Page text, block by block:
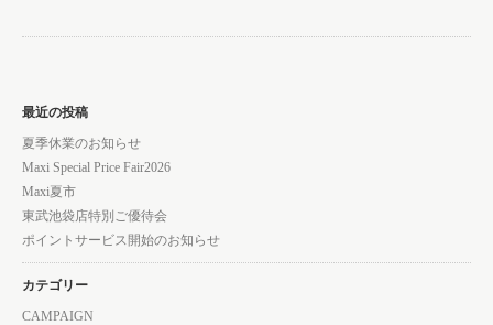
最近の投稿
夏季休業のお知らせ
Maxi Special Price Fair2026
Maxi夏市
東武池袋店特別ご優待会
ポイントサービス開始のお知らせ
カテゴリー
CAMPAIGN